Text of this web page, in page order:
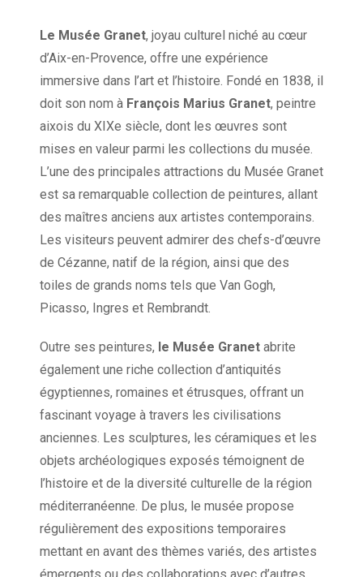
Le Musée Granet, joyau culturel niché au cœur
d’Aix-en-Provence, offre une expérience
immersive dans l’art et l’histoire. Fondé en 1838, il
doit son nom à François Marius Granet, peintre
aixois du XIXe siècle, dont les œuvres sont
mises en valeur parmi les collections du musée.
L’une des principales attractions du Musée Granet
est sa remarquable collection de peintures, allant
des maîtres anciens aux artistes contemporains.
Les visiteurs peuvent admirer des chefs-d’œuvre
de Cézanne, natif de la région, ainsi que des
toiles de grands noms tels que Van Gogh,
Picasso, Ingres et Rembrandt.
Outre ses peintures, le Musée Granet abrite
également une riche collection d’antiquités
égyptiennes, romaines et étrusques, offrant un
fascinant voyage à travers les civilisations
anciennes. Les sculptures, les céramiques et les
objets archéologiques exposés témoignent de
l’histoire et de la diversité culturelle de la région
méditerranéenne. De plus, le musée propose
régulièrement des expositions temporaires
mettant en avant des thèmes variés, des artistes